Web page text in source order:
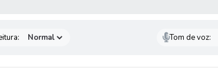
Tom de voz: